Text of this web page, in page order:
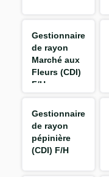
Gestionnaire
de rayon
Marché aux
Fleurs (CDI)
F/H
Gestionnaire
de rayon
pépinière
(CDI) F/H